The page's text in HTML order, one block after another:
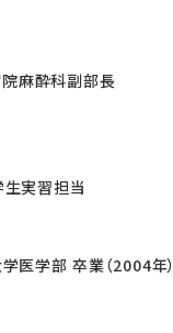
麻酔科副部長
生実習担当
医学部 卒業（2004年）